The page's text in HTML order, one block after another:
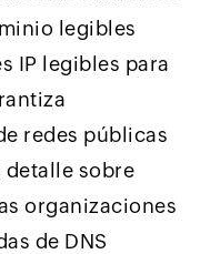
legibles
IP legibles para
redes públicas
detalle sobre
organizaciones
de DNS